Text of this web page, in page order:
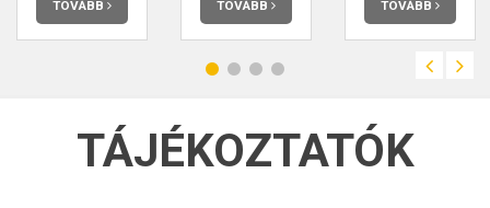
TOVÁBB TOVÁBB TOVÁBB
TÁJÉKOZTATÓK